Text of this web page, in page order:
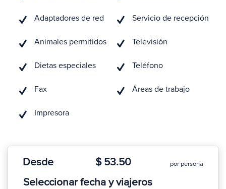
Adaptadores de red
Animales permitidos
Dietas especiales
Fax
Impresora
Servicio de recepción
Televisión
Teléfono
Áreas de trabajo
Desde $ 53.50 por persona
Seleccionar fecha y viajeros